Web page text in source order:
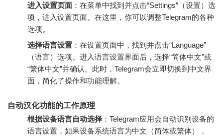
进入设置页面 ：在菜单中找到并点击“Settings”（设置）选
项，进入设置页面。在这里，你可以调整Telegram的各种
选项。
选择语言设置 ：在设置页面中，找到并点击“Language”
（语言）选项。进入语言设置界面后，选择“简体中文”或
“繁体中文”并确认。此时，Telegram会立即切换到中文界
面，简化了操作和功能理解。
自动汉化功能的工作原理
根据设备语言自动选择 ：Telegram应用会自动识别设备的
语言设置，如果设备系统语言为中文（简体或繁体），